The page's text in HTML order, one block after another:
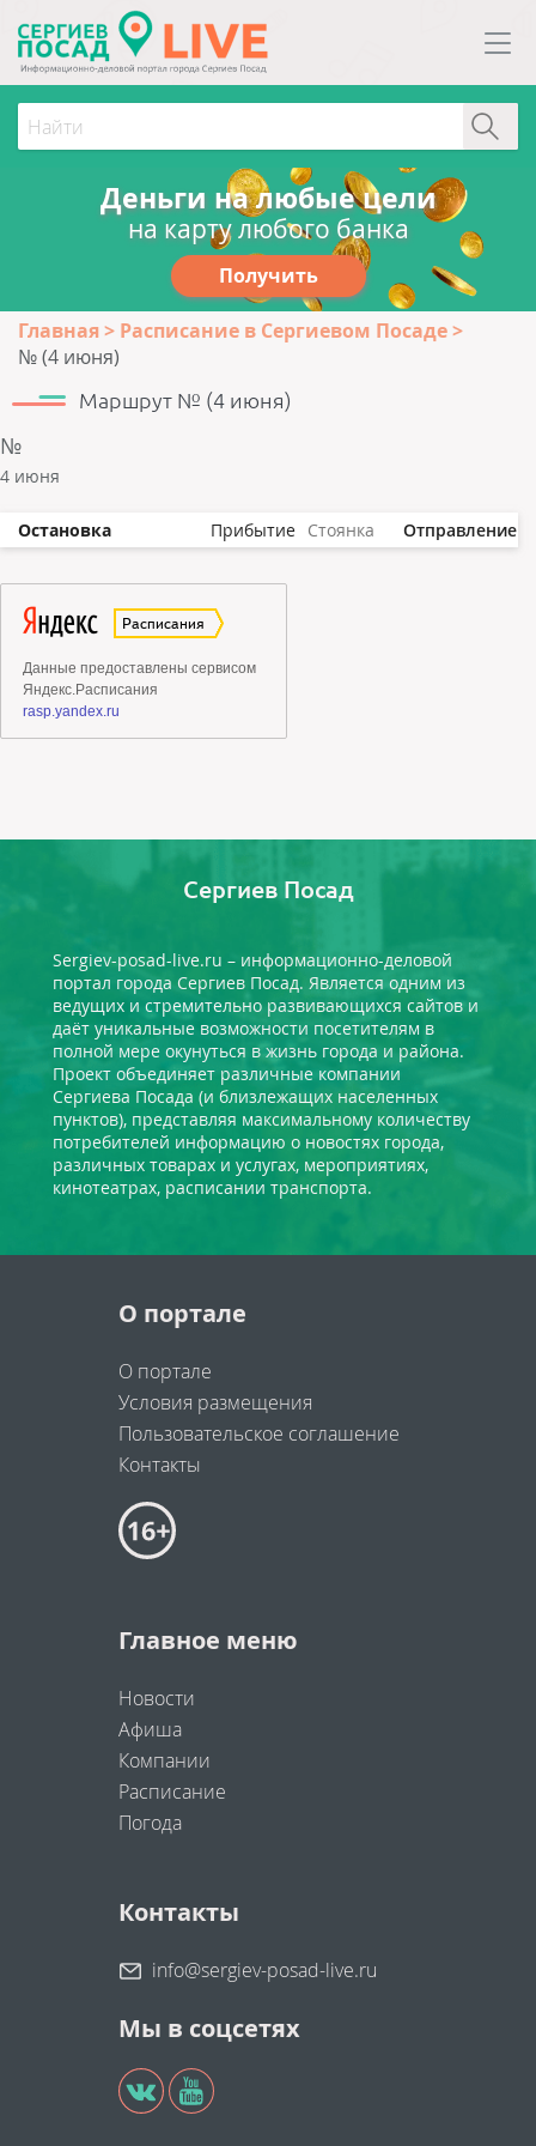
Деньги на любые цели
на карту любого банка
Получить
Главная
Расписание в Сергиевом Посаде
№ (4 июня)
Маршрут № (4 июня)
№
4 июня
Остановка Прибытие Стоянка Отправление
Сергиев Посад
Sergiev-posad-live.ru – информационно-деловой
портал города Сергиев Посад. Является одним из
ведущих и стремительно развивающихся сайтов и
даёт уникальные возможности посетителям в
полной мере окунуться в жизнь города и района.
Проект объединяет различные компании
Сергиева Посада (и близлежащих населенных
пунктов), представляя максимальному количеству
потребителей информацию о новостях города,
различных товарах и услугах, мероприятиях,
кинотеатрах, расписании транспорта.
О портале
О портале
Условия размещения
Пользовательское соглашение
Контакты
Главное меню
Новости
Афиша
Компании
Расписание
Погода
Контакты
info@sergiev-posad-live.ru
Мы в соцсетях